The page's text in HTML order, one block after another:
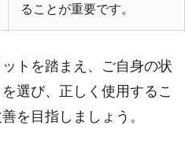
ることが重要です。
トを踏まえ、ご自身の状
選び、正しく使用するこ
を目指しましょう。